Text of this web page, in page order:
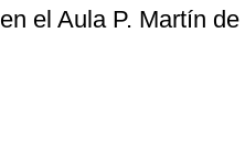
en el Aula P. Martín